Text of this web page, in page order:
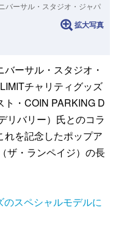
バーサル・スタジオ・ジャパ
拡大写真
バーサル・スタジオ・
チャリティグッズ
・COIN PARKING D
リバリー）氏とのコラ
を記念したポップア
ザ・ランペイジ）の長
のスペシャルモデルに